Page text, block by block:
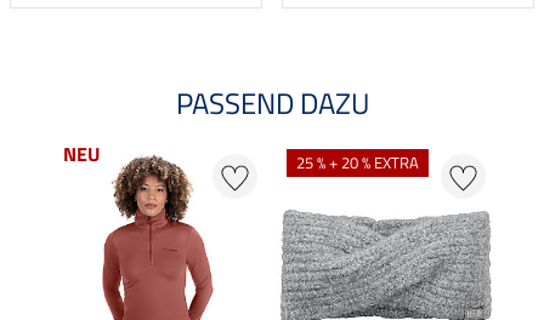
PASSEND DAZU
NEU 25 % + 20 % EXTRA